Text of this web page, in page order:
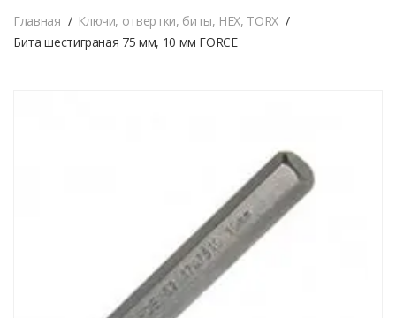
Главная
Ключи, отвертки, биты, HEX, TORX
Бита шестиграная 75 мм, 10 мм FORCE